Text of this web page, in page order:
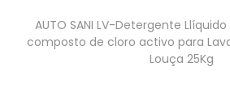
AUTO SANI LV-Detergente
composto de cloro activo para
Louça 25Kg